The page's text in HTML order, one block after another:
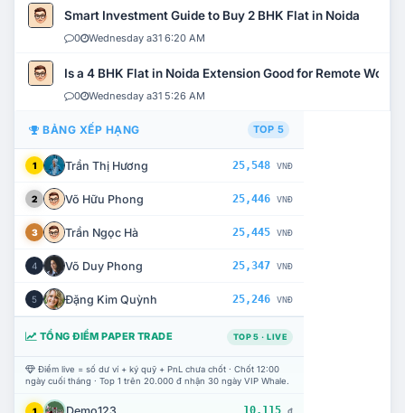
Smart Investment Guide to Buy 2 BHK Flat in Noida
0 Wednesday a31 6:20 AM
Is a 4 BHK Flat in Noida Extension Good for Remote Work?
0 Wednesday a31 5:26 AM
BẢNG XẾP HẠNG TOP 5
1 Trần Thị Hương 25,548 VNĐ
2 Võ Hữu Phong 25,446 VNĐ
3 Trần Ngọc Hà 25,445 VNĐ
4 Võ Duy Phong 25,347 VNĐ
5 Đặng Kim Quỳnh 25,246 VNĐ
TỔNG ĐIỂM PAPER TRADE TOP 5 · LIVE
Điểm live = số dư ví + ký quỹ + PnL chưa chốt · Chốt 12:00
ngày cuối tháng · Top 1 trên 20.000 đ nhận 30 ngày VIP Whale.
1 10.115 đ